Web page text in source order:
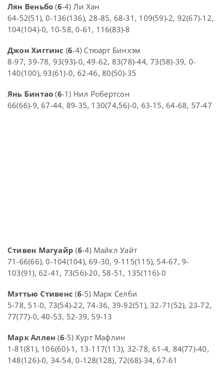
Лян Веньбо (6-4) Ли Хан
64-52(51), 0-136(136), 28-85, 68-31, 109(59)-2, 92(67)-12,
104(104)-0, 10-58, 0-61, 116(83)-8
Джон Хиггинс (6-4) Стюарт Бинхэм
8-97, 39-78, 93(93)-0, 49-62, 83(78)-44, 73(58)-39, 0-
140(100), 93(61)-0, 62-46, 80(50)-35
Янь Бинтао (6-1) Нил Робертсон
66(66)-9, 67-44, 89-35, 130(74,56)-0, 63-15, 64-68, 57-47
Стивен Магуайр (6-4) Майкл Уайт
71-66(66), 0-104(104), 69-30, 9-115(115), 54-67, 9-
103(91), 62-41, 73(56)-20, 58-51, 135(116)-0
Мэттью Стивенс (6-5) Марк Селби
5-78, 51-0, 73(54)-22, 74-36, 39-92(51), 32-71(52), 23-72,
77(77)-0, 40-53, 52-39, 59-13
Марк Аллен (6-5) Курт Мафлин
1-81(81), 106(60)-1, 13-117(113), 32-78, 61-4, 84(77)-40,
148(126)-0, 34-54, 0-128(128), 72(68)-34, 67-61